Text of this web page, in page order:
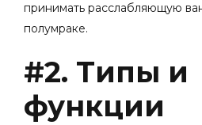
принимать расслабляющую
полумраке.
#2. Типы и
функции